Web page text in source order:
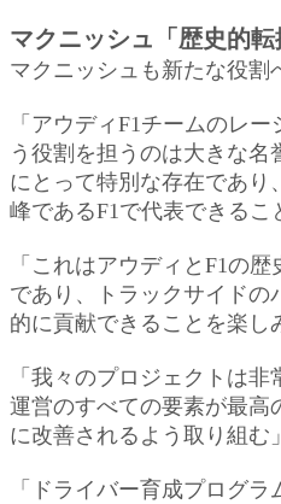
マクニッシュ「歴史的転
マクニッシュも新たな役割
「アウディF1チームのレ
う役割を担うのは大きな
にとって特別な存在であり
峰であるF1で代表できるこ
「これはアウディとF1の
であり、トラックサイドの
的に貢献できることを楽し
「我々のプロジェクトは
運営のすべての要素が最高
に改善されるよう取り組む」
「ドライバー育成プログ